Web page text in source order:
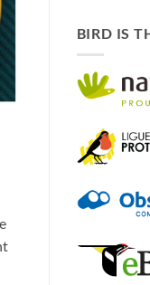
BIRD IS